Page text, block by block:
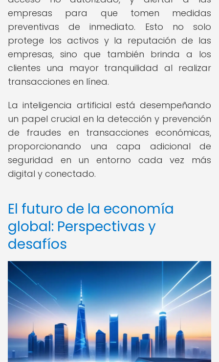
empresas para que tomen medidas
preventivas de inmediato. Esto no solo
protege los activos y la reputación de las
empresas, sino que también brinda a los
clientes una mayor tranquilidad al realizar
transacciones en línea.
La inteligencia artificial está desempeñando
un papel crucial en la detección y prevención
de fraudes en transacciones económicas,
proporcionando una capa adicional de
seguridad en un entorno cada vez más
digital y conectado.
El futuro de la economía
global: Perspectivas y
desafíos